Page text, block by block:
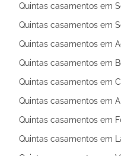
Quintas casamentos em
Quintas casamentos em
Quintas casamentos em
Quintas casamentos em
Quintas casamentos em
Quintas casamentos em
Quintas casamentos em
Quintas casamentos em